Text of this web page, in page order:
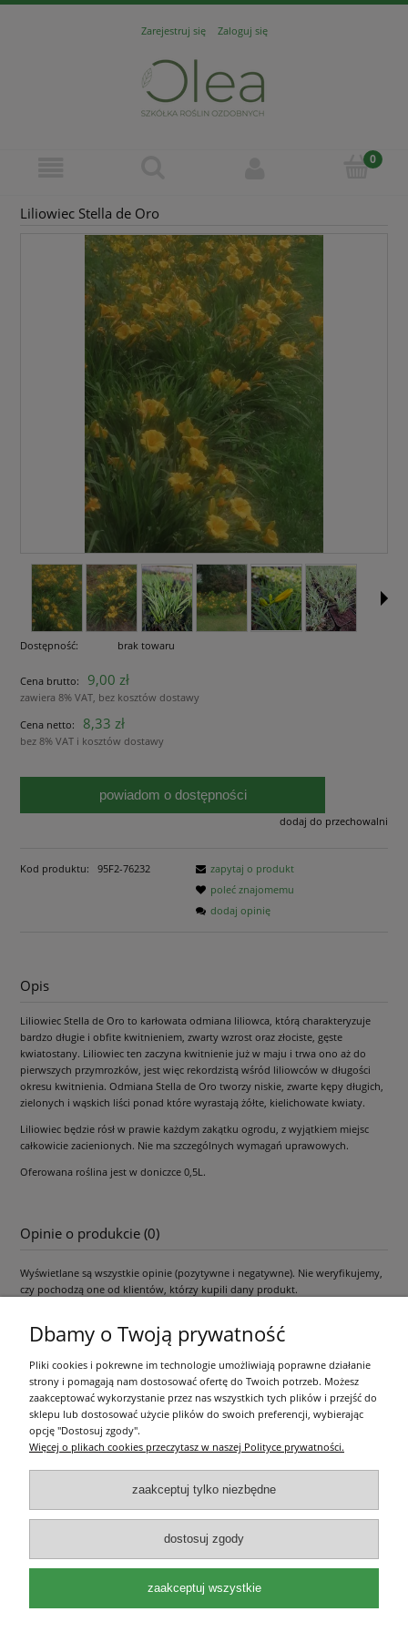
Zarejestruj się Zaloguj się
Liliowiec Stella de Oro
Dostępność: brak towaru
Cena brutto: 9,00 zł
zawiera 8% VAT, bez kosztów dostawy
Cena netto:
8,33 zł
bez 8% VAT i kosztów dostawy
powiadom o dostępności
dodaj do przechowalni
Kod produktu: 95F2-76232
zapytaj o produkt
poleć znajomemu
dodaj opinię
Opis
Liliowiec Stella de Oro to karłowata odmiana liliowca, którą charakteryzuje
bardzo długie i obfite kwitnieniem, zwarty wzrost oraz złociste, gęste
kwiatostany. Liliowiec ten zaczyna kwitnienie już w maju i trwa ono aż do
pierwszych przymrozków, jest więc rekordzistą wśród liliowców w długości
okresu kwitnienia. Odmiana Stella de Oro tworzy niskie, zwarte kępy długich,
zielonych i wąskich liści ponad które wyrastają żółte, kielichowate kwiaty.
Liliowiec będzie rósł w prawie każdym zakątku ogrodu, z wyjątkiem miejsc
całkowicie zacienionych. Nie ma szczególnych wymagań uprawowych.
Oferowana roślina jest w doniczce 0,5L.
Opinie o produkcie (0)
Wyświetlane są wszystkie opinie (pozytywne i negatywne). Nie weryfikujemy,
czy pochodzą one od klientów, którzy kupili dany produkt.
Pomoc
Moje konto
Płatności i dostawa
Informacje
O nas
Olea Szkółka Roślin Ozdobnych | ul. Św. Michała 114, 62-800 Kalisz |
Dbamy o Twoją prywatność
Pliki cookies i pokrewne im technologie umożliwiają poprawne działanie
strony i pomagają nam dostosować ofertę do Twoich potrzeb. Możesz
zaakceptować wykorzystanie przez nas wszystkich tych plików i przejść do
sklepu lub dostosować użycie plików do swoich preferencji, wybierając
opcję "Dostosuj zgody".
Więcej o plikach cookies przeczytasz w naszej Polityce prywatności.
zaakceptuj tylko niezbędne
dostosuj zgody
zaakceptuj wszystkie